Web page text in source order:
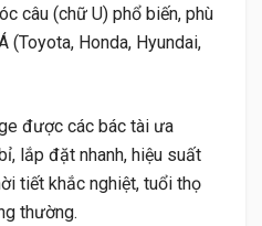
câu (chữ U) phổ biến, phù
(Toyota, Honda, Hyundai,
được các bác tài ưa
lắp đặt nhanh, hiệu suất
tiết khắc nghiệt, tuổi thọ
thường.